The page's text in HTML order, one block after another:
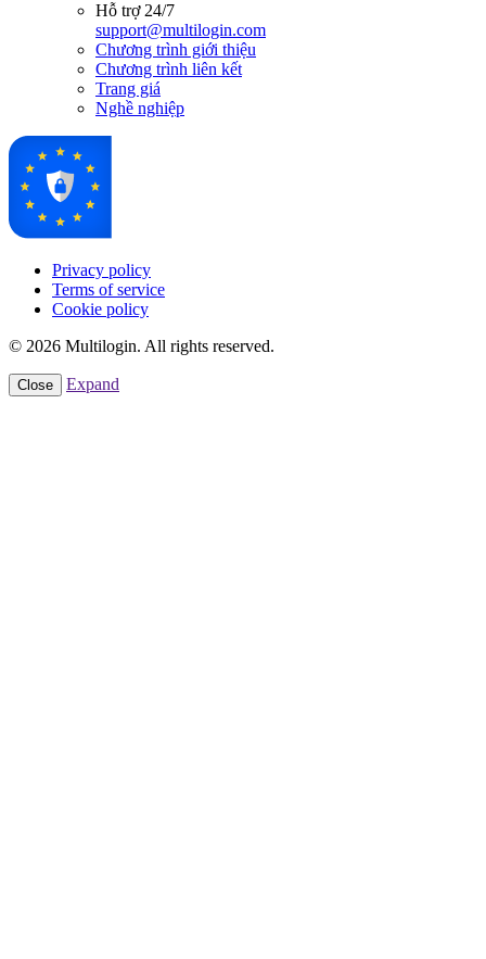
Hỗ trợ 24/7
support@multilogin.com
Chương trình giới thiệu
Chương trình liên kết
Trang giá
Nghề nghiệp
Privacy policy
Terms of service
Cookie policy
© 2026 Multilogin. All rights reserved.
Close Expand